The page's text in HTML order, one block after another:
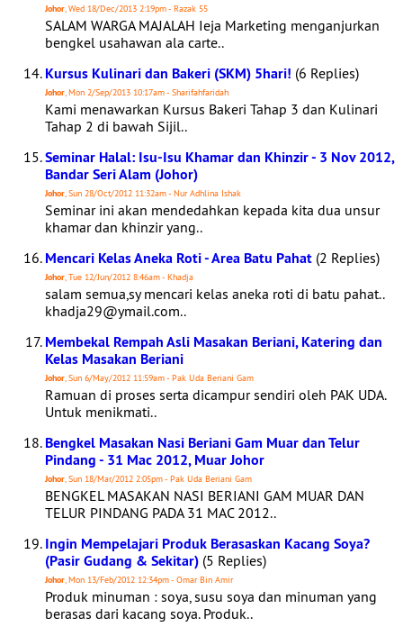
Johor, Wed 18/Dec/2013 2:19pm - Razak 55
SALAM WARGA MAJALAH Ieja Marketing menganjurkan
bengkel usahawan ala carte..
Kursus Kulinari dan Bakeri (SKM) 5hari! (6 Replies)
Johor, Mon 2/Sep/2013 10:17am - Sharifahfaridah
Kami menawarkan Kursus Bakeri Tahap 3 dan Kulinari
Tahap 2 di bawah Sijil..
Seminar Halal: Isu-Isu Khamar dan Khinzir - 3 Nov 2012,
Bandar Seri Alam (Johor)
Johor, Sun 28/Oct/2012 11:32am - Nur Adhlina Ishak
Seminar ini akan mendedahkan kepada kita dua unsur
khamar dan khinzir yang..
Mencari Kelas Aneka Roti - Area Batu Pahat (2 Replies)
Johor, Tue 12/Jun/2012 8:46am - Khadja
salam semua,sy mencari kelas aneka roti di batu pahat..
khadja29@ymail.com..
Membekal Rempah Asli Masakan Beriani, Katering dan
Kelas Masakan Beriani
Johor, Sun 6/May/2012 11:59am - Pak Uda Beriani Gam
Ramuan di proses serta dicampur sendiri oleh PAK UDA.
Untuk menikmati..
Bengkel Masakan Nasi Beriani Gam Muar dan Telur
Pindang - 31 Mac 2012, Muar Johor
Johor, Sun 18/Mar/2012 2:05pm - Pak Uda Beriani Gam
BENGKEL MASAKAN NASI BERIANI GAM MUAR DAN
TELUR PINDANG PADA 31 MAC 2012..
Ingin Mempelajari Produk Berasaskan Kacang Soya?
(Pasir Gudang & Sekitar) (5 Replies)
Johor, Mon 13/Feb/2012 12:34pm - Omar Bin Amir
Produk minuman : soya, susu soya dan minuman yang
berasas dari kacang soya. Produk..